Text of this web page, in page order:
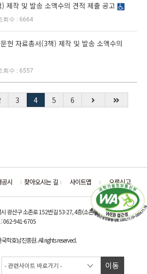
제작 및 발송 소액수의 견적 제출 공고
6664
헌 자료총서(3책) 제작 및 발송 소액수의
6557
3 4 5 6
시 찾아오시는 길 사이트맵 오류신고
이동
광산구 소촌로 152번길 53-27, 4층(소촌동)
: 062-941-6705
학호남진흥원. All rights reserved.